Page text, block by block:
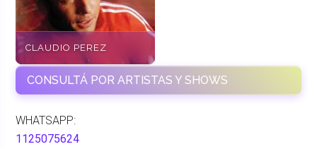
CLAUDIO PEREZ
CONSULTÁ POR ARTISTAS Y SHOWS
WHATSAPP:
1125075624